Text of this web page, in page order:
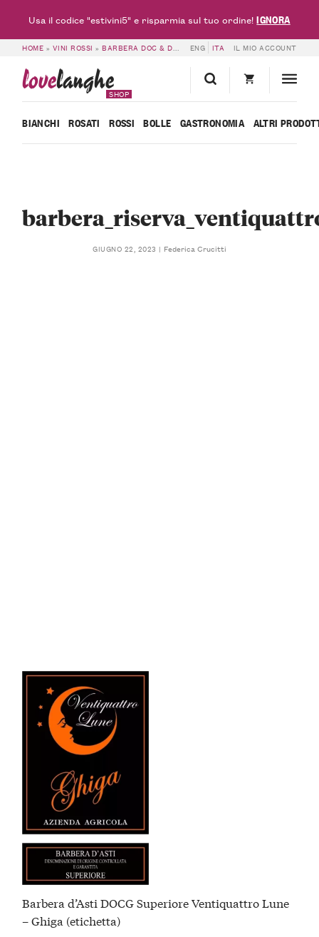
HOME » VINI ROSSI »BARBERA DOC & DOCG »6 BOTTIGLIE DI BARBERA
ENG ITA IL MIO ACCOUNT
lovelanghe
SHOP
BIANCHI ROSATI ROSSI BOLLE GASTRONOMIA ALTRI
GIUGNO 22, 2023 Federica Crucitti
Barbera d’Asti DOCG Superiore Ventiquattro Lune
– Ghiga (etichetta)
Usa il codice "estivini5" e risparmia sul tuo ordine!IGNORA